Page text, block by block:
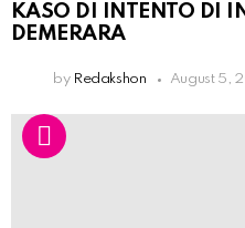
KASO DI INTENTO DI
DEMERARA
by Redakshon August 5,